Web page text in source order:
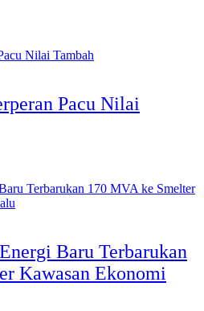
Pacu Nilai
Baru Terbarukan
Kawasan Ekonomi